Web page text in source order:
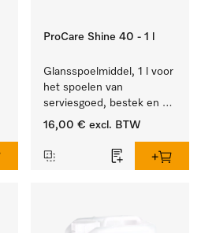
ProCare Shine 40 - 1 l
Glansspoelmiddel, 1 l voor
het spoelen van
serviesgoed, bestek en
ideaal voor glazen.
16,00 € excl. BTW